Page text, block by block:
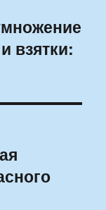
взятки: